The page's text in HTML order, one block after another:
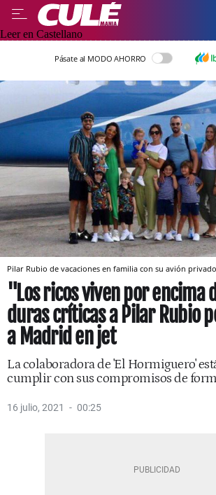
Leer en Castellano
Pásate al MODO AHORRO
Pilar Rubio de vacaciones en familia con su avión privado
"Los ricos viven por encima
duras críticas a Pilar Rubio
a Madrid en jet
La colaboradora de 'El Hormiguero'
cumplir con sus compromisos de
16 julio, 2021 00:25